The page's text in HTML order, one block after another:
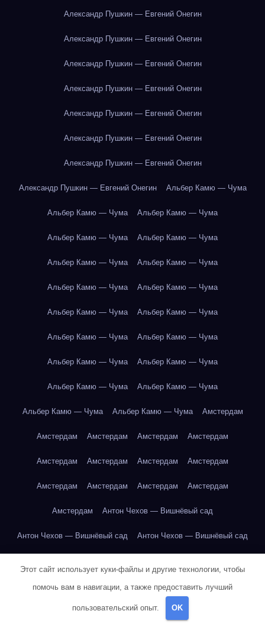
Александр Пушкин — Евгений Онегин
Александр Пушкин — Евгений Онегин
Александр Пушкин — Евгений Онегин
Александр Пушкин — Евгений Онегин
Александр Пушкин — Евгений Онегин
Александр Пушкин — Евгений Онегин
Александр Пушкин — Евгений Онегин
Александр Пушкин — Евгений Онегин Альбер Камю — Чума
Альбер Камю — Чума Альбер Камю — Чума
Альбер Камю — Чума Альбер Камю — Чума
Альбер Камю — Чума Альбер Камю — Чума
Альбер Камю — Чума Альбер Камю — Чума
Альбер Камю — Чума Альбер Камю — Чума
Альбер Камю — Чума Альбер Камю — Чума
Альбер Камю — Чума Альбер Камю — Чума
Альбер Камю — Чума Альбер Камю — Чума
Альбер Камю — Чума Альбер Камю — Чума Амстердам
Амстердам Амстердам Амстердам Амстердам
Амстердам Амстердам Амстердам Амстердам
Амстердам Амстердам Амстердам Амстердам
Амстердам Антон Чехов — Вишнёвый сад
Антон Чехов — Вишнёвый сад Антон Чехов — Вишнёвый сад
Антон Чехов — Вишнёвый сад Антон Чехов — Вишнёвый сад
Антон Чехов — Вишнёвый сад Антон Чехов — Вишнёвый сад
Этот сайт использует куки-файлы и другие технологии, чтобы
помочь вам в навигации, а также предоставить лучший
пользовательский опыт. OK